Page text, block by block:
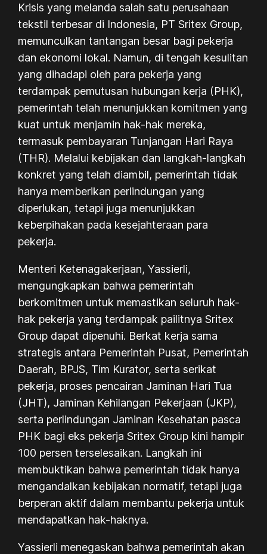
Krisis yang melanda salah satu perusahaan
tekstil terbesar di Indonesia, PT Sritex Group,
memunculkan tantangan besar bagi pekerja
dan ekonomi lokal. Namun, di tengah kesulitan
yang dihadapi oleh para pekerja yang
terdampak pemutusan hubungan kerja (PHK),
pemerintah telah menunjukkan komitmen yang
kuat untuk menjamin hak-hak mereka,
termasuk pembayaran Tunjangan Hari Raya
(THR). Melalui kebijakan dan langkah-langkah
konkret yang telah diambil, pemerintah tidak
hanya memberikan perlindungan yang
diperlukan, tetapi juga menunjukkan
keberpihakan pada kesejahteraan para
pekerja.
Menteri Ketenagakerjaan, Yassierli,
mengungkapkan bahwa pemerintah
berkomitmen untuk memastikan seluruh hak-
hak pekerja yang terdampak pailitnya Sritex
Group dapat dipenuhi. Berkat kerja sama
strategis antara Pemerintah Pusat, Pemerintah
Daerah, BPJS, Tim Kurator, serta serikat
pekerja, proses pencairan Jaminan Hari Tua
(JHT), Jaminan Kehilangan Pekerjaan (JKP),
serta perlindungan Jaminan Kesehatan pasca
PHK bagi eks pekerja Sritex Group kini hampir
100 persen terselesaikan. Langkah ini
membuktikan bahwa pemerintah tidak hanya
mengandalkan kebijakan normatif, tetapi juga
berperan aktif dalam membantu pekerja untuk
mendapatkan hak-haknya.
Yassierli menegaskan bahwa pemerintah akan